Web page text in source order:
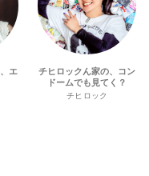
エ
チヒロックん家の、コン
ドームでも見てく？
チヒロック